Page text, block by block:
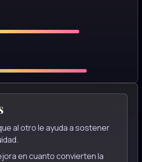
al otro le ayuda a sostener
en cuanto convierten la